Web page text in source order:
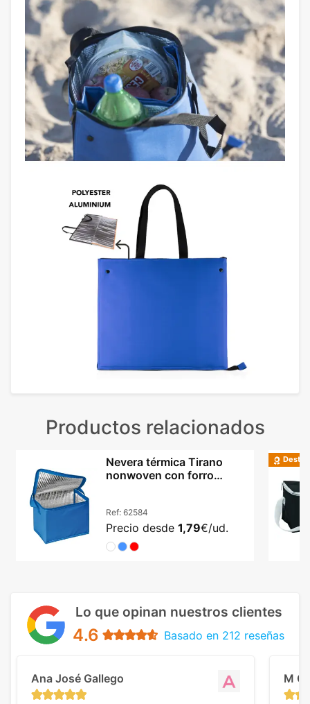
Productos relacionados
Nevera térmica Tirano
nonwoven con forro
Ref: 62584
Precio desde 1,79€/ud.
Lo que opinan nuestros clientes
4.6 Basado en 212 reseñas
Ana José Gallego M C